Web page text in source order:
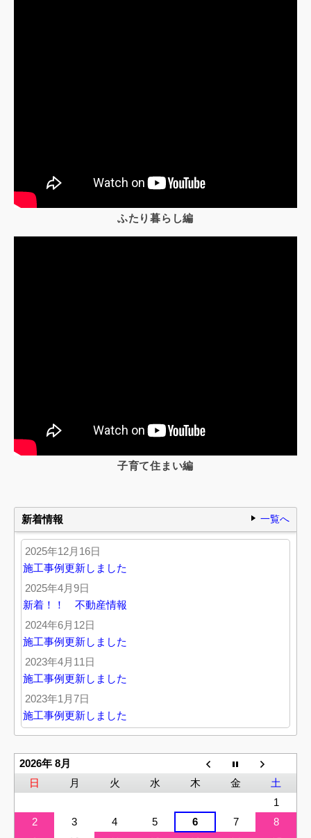
ふたり暮らし編
子育て住まい編
一覧へ
新着情報
2025年12月16日
施工事例更新しました
2025年4月9日
新着！！ 不動産情報
2024年6月12日
施工事例更新しました
2023年4月11日
施工事例更新しました
2023年1月7日
施工事例更新しました
2026年 8月
日
月 火 水 木 金
土
1
2
3 4 5 6 7
8